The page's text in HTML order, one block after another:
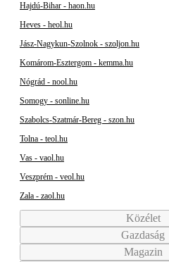
Hajdú-Bihar - haon.hu
Heves - heol.hu
Jász-Nagykun-Szolnok - szoljon.hu
Komárom-Esztergom - kemma.hu
Nógrád - nool.hu
Somogy - sonline.hu
Szabolcs-Szatmár-Bereg - szon.hu
Tolna - teol.hu
Vas - vaol.hu
Veszprém - veol.hu
Zala - zaol.hu
Közélet
Gazdaság
Magazin